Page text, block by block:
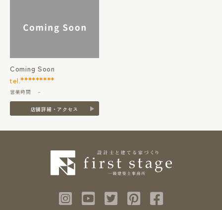
Coming Soon
tel.*********
営業時間 －
店舗詳細・アクセス